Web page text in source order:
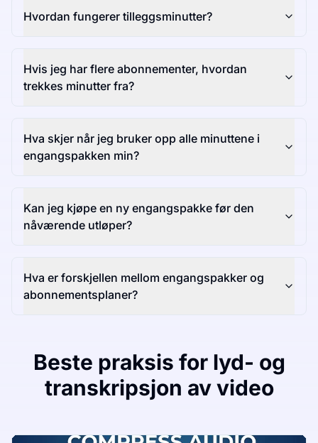
Hvordan fungerer tilleggsminutter?
Hvis jeg har flere abonnementer, hvordan
trekkes minutter fra?
Hva skjer når jeg bruker opp alle minuttene i
engangspakken min?
Kan jeg kjøpe en ny engangspakke før den
nåværende utløper?
Hva er forskjellen mellom engangspakker og
abonnementsplaner?
Beste praksis for lyd- og
transkripsjon av video